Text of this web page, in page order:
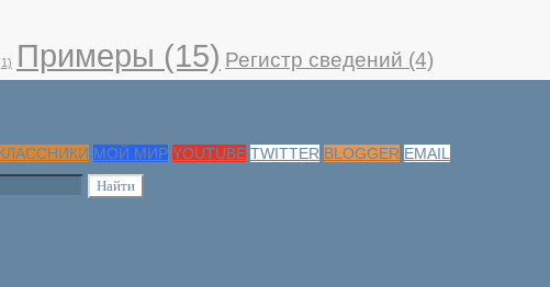
Примеры (15) Регистр сведений (4)
МОЙ МИР YOUTUBE TWITTER BLOGGER EMAIL